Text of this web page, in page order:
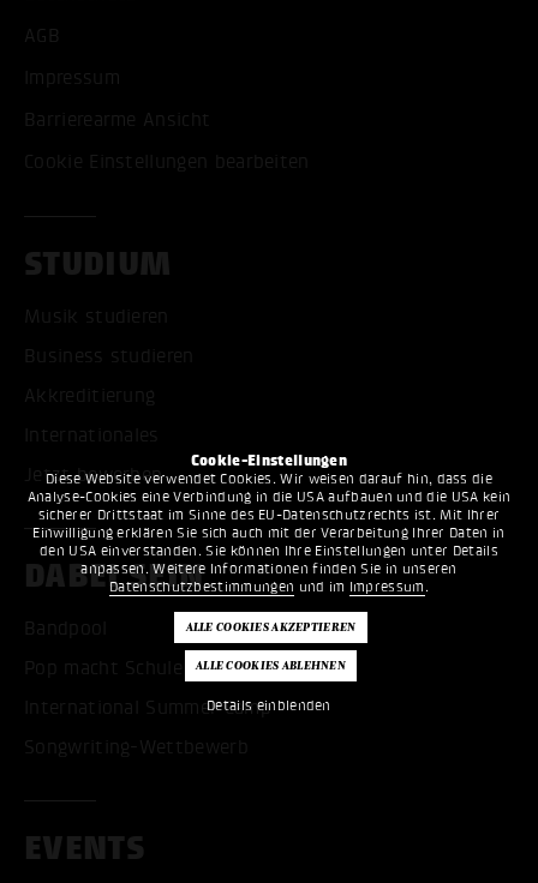
Cookie-Einstellungen
Diese Website verwendet Cookies. Wir weisen darauf hin, dass die
Analyse-Cookies eine Verbindung in die USA aufbauen und die USA kein
sicherer Drittstaat im Sinne des EU-Datenschutzrechts ist. Mit Ihrer
Einwilligung erklären Sie sich auch mit der Verarbeitung Ihrer Daten in
den USA einverstanden. Sie können Ihre Einstellungen unter Details
anpassen. Weitere Informationen finden Sie in unseren
Datenschutzbestimmungen und im Impressum .
Details einblenden
AGB
Impressum
Barrierearme Ansicht
Cookie Einstellungen bearbeiten
STUDIUM
Musik studieren
Business studieren
Akkreditierung
Internationales
Jetzt bewerben
DABEI SEIN
Bandpool
Pop macht Schule
International Summer Camp
Songwriting-Wettbewerb
EVENTS